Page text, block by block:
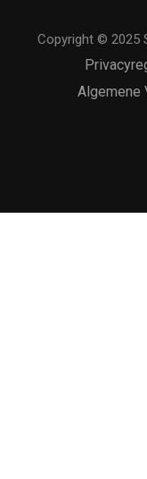
Copyright © 2025
Algemene